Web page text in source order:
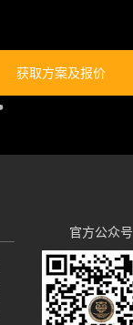
获取方案及报价
官方公众号